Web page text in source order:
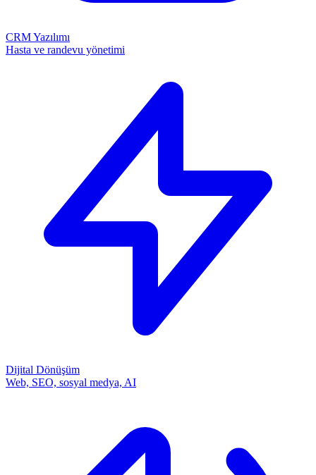
CRM Yazılımı
Hasta ve randevu yönetimi
Dijital Dönüşüm
Web, SEO, sosyal medya, AI